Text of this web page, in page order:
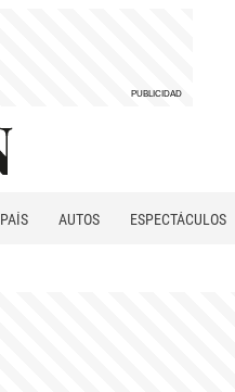
PAÍS AUTOS
ESPECTÁCULOS